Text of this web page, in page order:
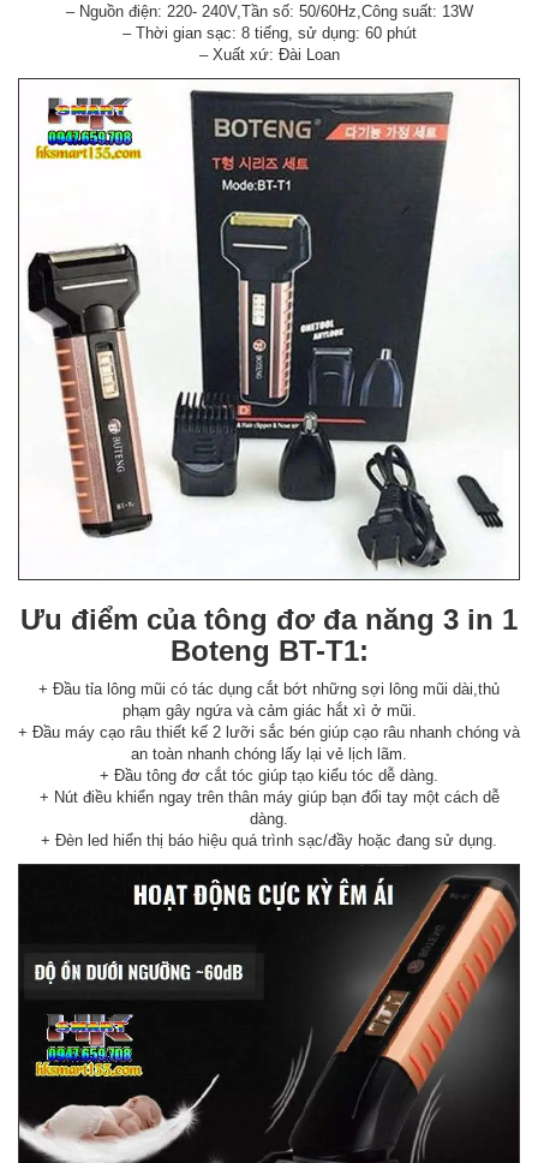
– Nguồn điện: 220- 240V,Tần số: 50/60Hz,Công suất: 13W
– Thời gian sạc: 8 tiếng, sử dụng: 60 phút
– Xuất xứ: Đài Loan
Ưu điểm của tông đơ đa năng 3 in 1
Boteng BT-T1:
+ Đầu tỉa lông mũi có tác dụng cắt bớt những sợi lông mũi dài,thủ
phạm gây ngứa và cảm giác hắt xì ở mũi.
+ Đầu máy cạo râu thiết kế 2 lưỡi sắc bén giúp cạo râu nhanh chóng và
an toàn nhanh chóng lấy lại vẻ lịch lãm.
+ Đầu tông đơ cắt tóc giúp tạo kiểu tóc dễ dàng.
+ Nút điều khiển ngay trên thân máy giúp bạn đổi tay một cách dễ
dàng.
+ Đèn led hiển thị báo hiệu quá trình sạc/đầy hoặc đang sử dụng.